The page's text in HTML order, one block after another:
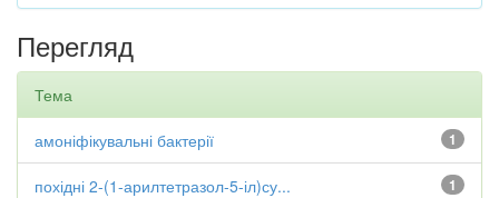
Перегляд
Тема
1
амоніфікувальні бактерії
1
похідні 2-(1-арилтетразол-5-іл)су...